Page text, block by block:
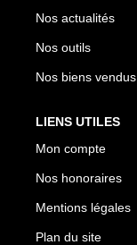
Nos actualités
Nos outils
Nos biens vendus
LIENS UTILES
Mon compte
Nos honoraires
Mentions légales
Plan du site